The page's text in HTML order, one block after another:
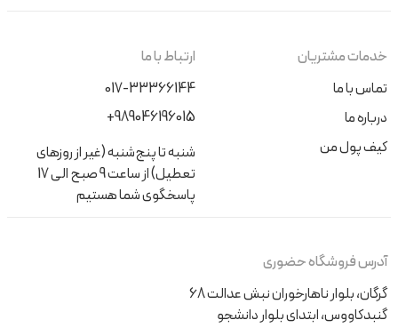
خدمات مشتریان
تماس با ما
درباره ما
کیف پول من
ارتباط با ما
017-33366144
+989046196015
شنبه تا پنج‌شنبه (غیر از روزهای
تعطیل) از ساعت 9 صبح الی 17
پاسخگوی شما هستیم
آدرس فروشگاه حضوری
گرگان، بلوار ناهارخوران نبش عدالت 68
گنبدکاووس، ابتدای بلوار دانشجو